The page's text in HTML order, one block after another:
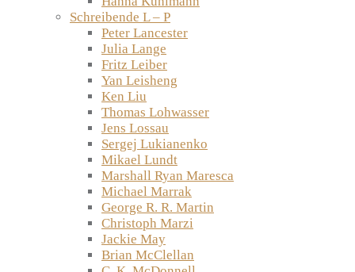
Schreibende L – P
Peter Lancester
Julia Lange
Fritz Leiber
Yan Leisheng
Ken Liu
Thomas Lohwasser
Jens Lossau
Sergej Lukianenko
Mikael Lundt
Marshall Ryan Maresca
Michael Marrak
George R. R. Martin
Christoph Marzi
Jackie May
Brian McClellan